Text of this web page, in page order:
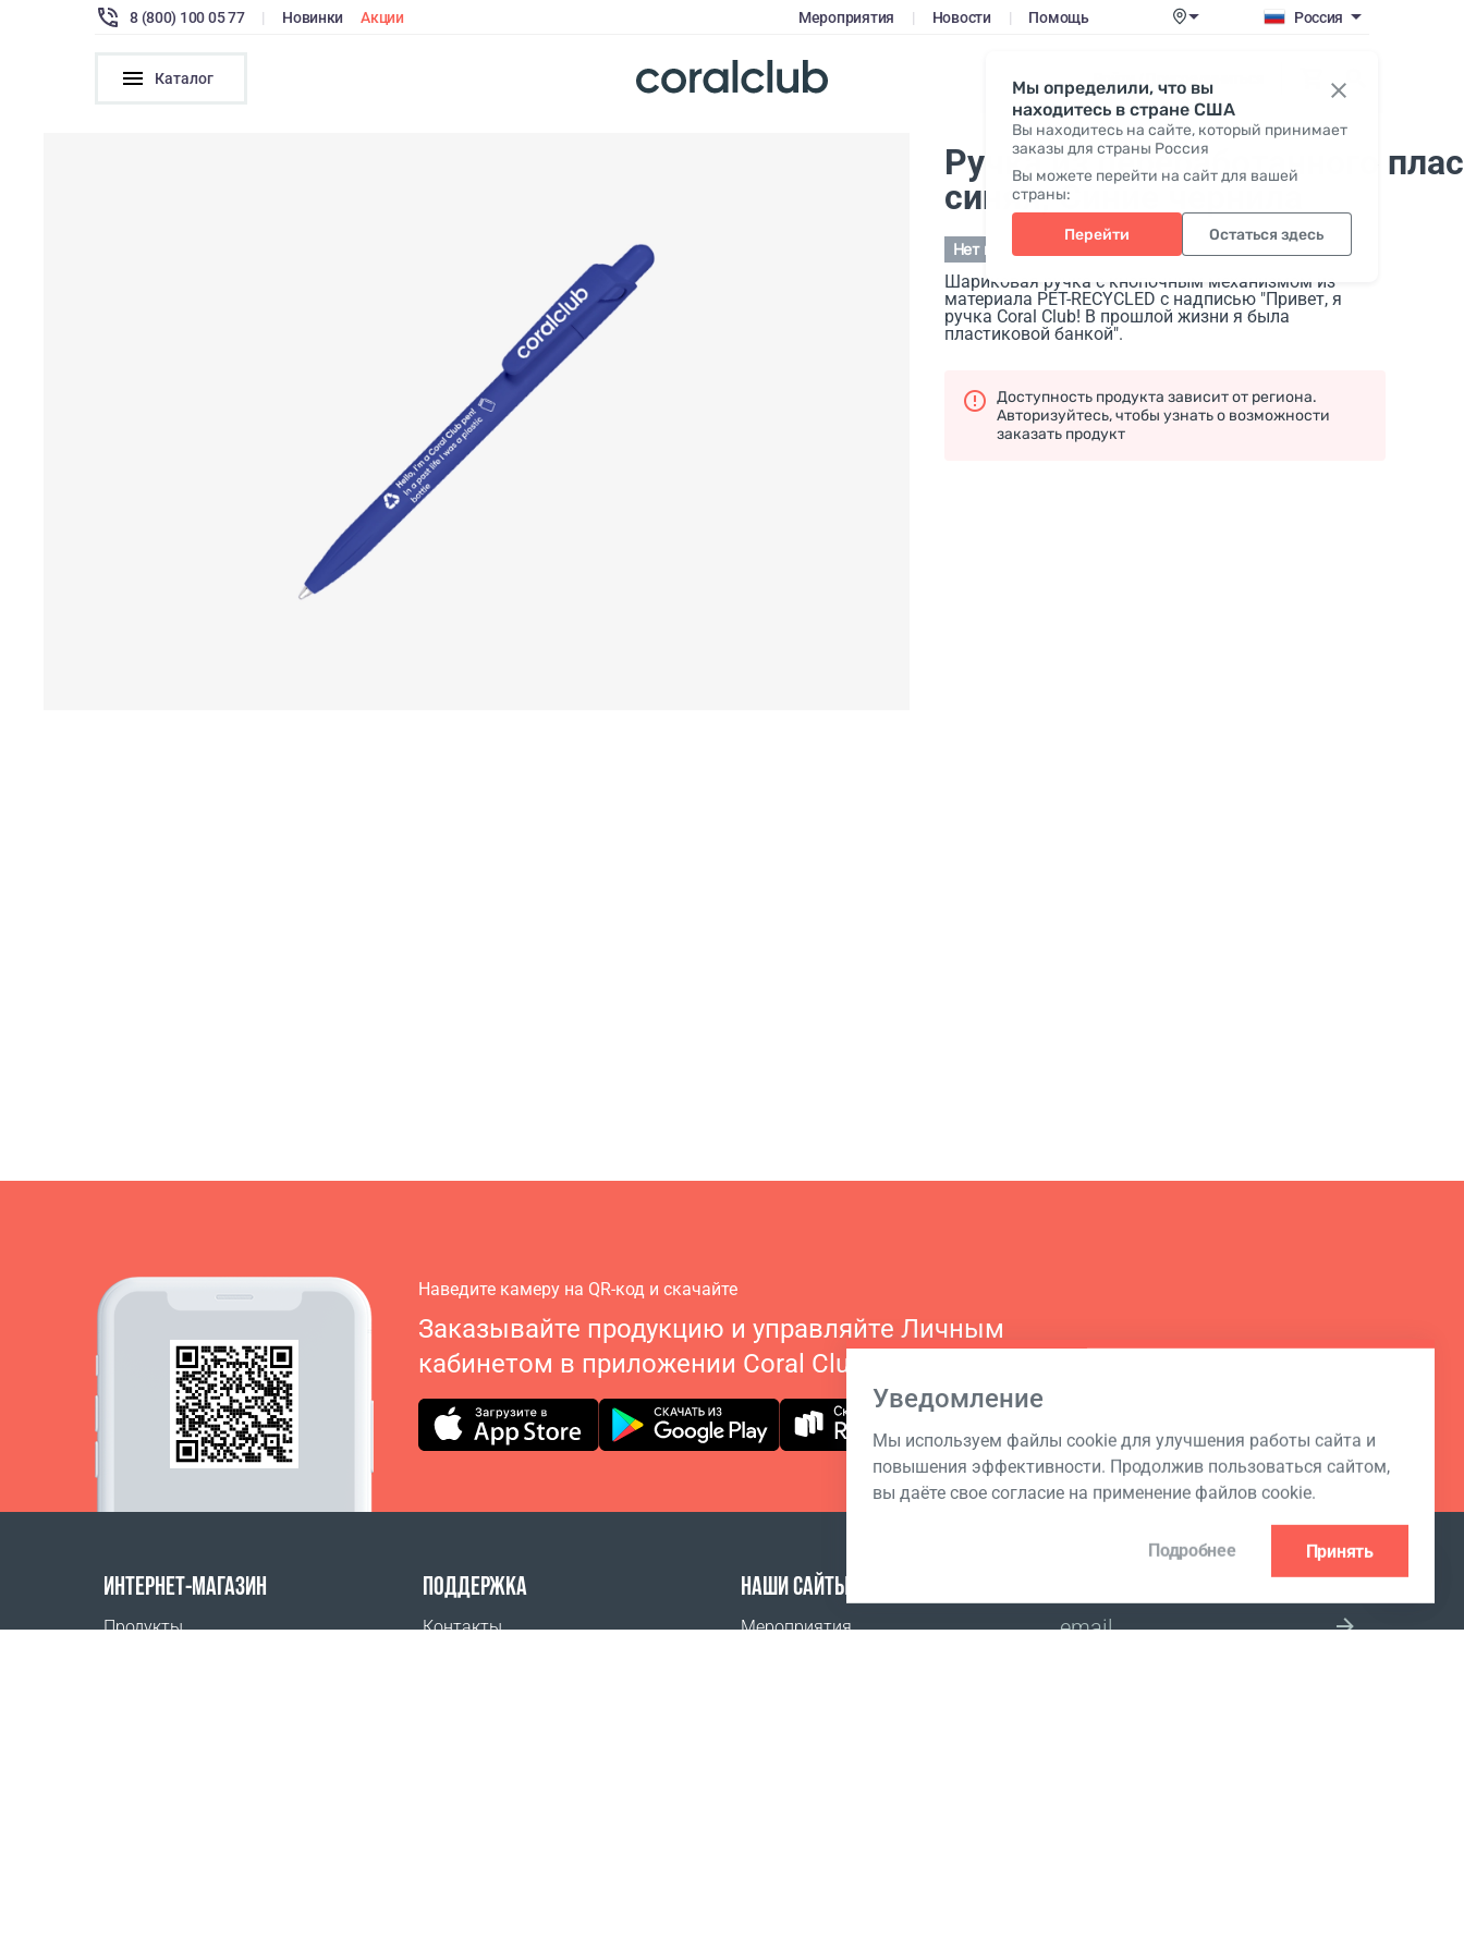
Мы определили, что вы
находитесь в стране США
Вы находитесь на сайте, который принимает
заказы для страны Россия
Вы можете перейти на сайт для вашей
страны:
Перейти Остаться здесь
8 (800) 100 05 77 | Новинки Акции Мероприятия | Новости | Помощь Россия
Каталог
Ручка из переработанного
синяя, Синие чернила
Нет в наличии
Шариковая ручка с кнопочным механизмом из
материала PET-RECYCLED с надписью "Привет, я
ручка Coral Club! В прошлой жизни я была
пластиковой банкой".
Доступность продукта зависит от региона.
Авторизуйтесь, чтобы узнать о возможности
заказать продукт
Уведомление
Мы используем файлы cookie для улучшения работы сайта и
повышения эффективности. Продолжив пользоваться сайтом,
вы даёте свое согласие на применение файлов cookie.
Подробнее Принять
Наведите камеру на QR-код и скачайте
Заказывайте продукцию и управляйте Личным
кабинетом в приложении Coral Club
ИНТЕРНЕТ-МАГАЗИН
Продукты
ПОДДЕРЖКА
Контакты
НАШИ САЙТЫ
Мероприятия